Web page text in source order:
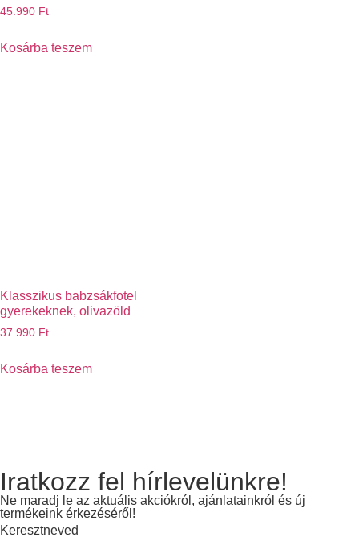
45.990 Ft
Kosárba teszem
Klasszikus babzsákfotel
gyerekeknek, olivazöld
37.990 Ft
Kosárba teszem
Iratkozz fel hírlevelünkre!
Ne maradj le az aktuális akciókról, ajánlatainkról és új
termékeink érkezéséről!
Keresztneved